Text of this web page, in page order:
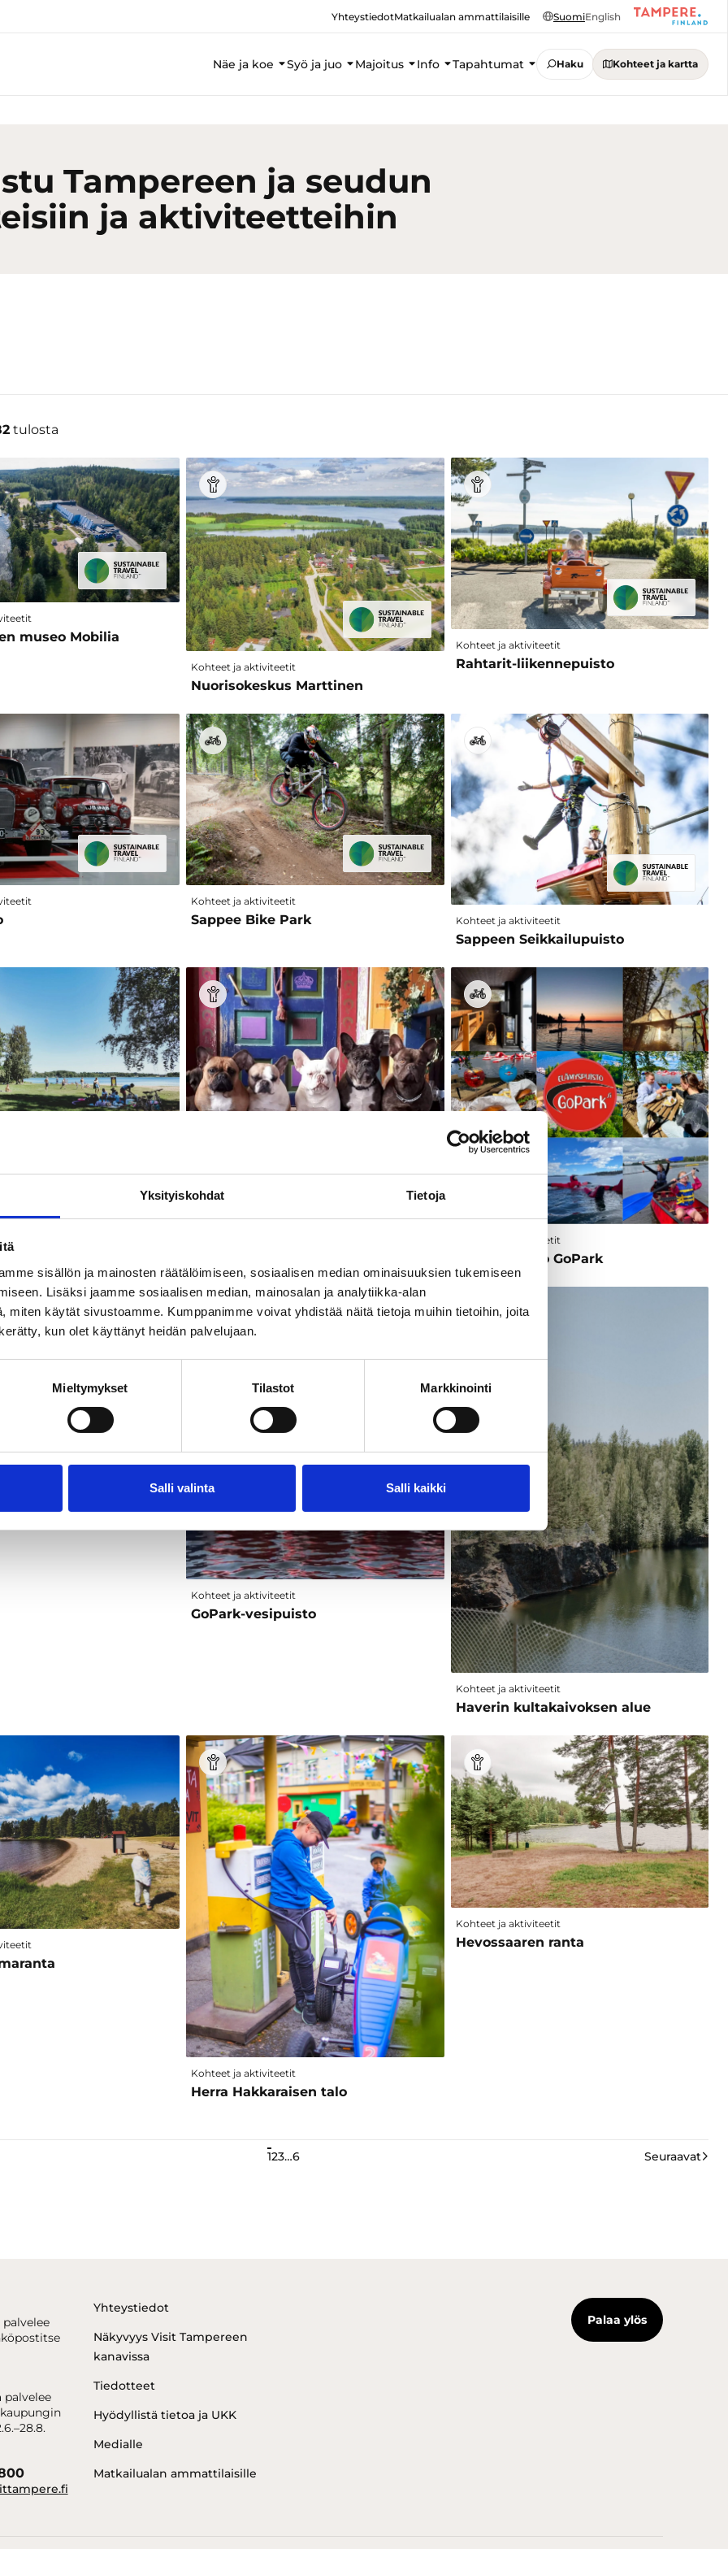
Yksityiskohdat Tietoja
sisällön ja mainosten räätälöimiseen, sosiaalisen median ominaisuuksien tukemiseen
Lisäksi jaamme sosiaalisen median, mainosalan ja analytiikka-alan
miten käytät sivustoamme. Kumppanimme voivat yhdistää näitä tietoja muihin tietoihin, joita
kun olet käyttänyt heidän palvelujaan.
Mieltymykset Tilastot Markkinointi
Salli valinta Salli kaikki
YhteystiedotMatkailualan ammattilaisille SuomiEnglish
Näe ja koe Syö ja juo Majoitus Info Tapahtumat Haku Kohteet ja kartta
Tampereen ja seudun
ja aktiviteetteihin
tulosta
museo Mobilia
Kohteet ja aktiviteetit
Nuorisokeskus Marttinen
Kohteet ja aktiviteetit
Rahtarit-liikennepuisto
Kohteet ja aktiviteetit
Sappee Bike Park Kohteet ja aktiviteetit
Sappeen Seikkailupuisto
Kohteet ja aktiviteetit
Eläin- ja elämyspiha Ponimaa
Kohteet ja aktiviteetit
Elämyspuisto GoPark
Center
Kohteet ja aktiviteetit
GoPark-vesipuisto
Kohteet ja aktiviteetit
Haverin kultakaivoksen alue
Kohteet ja aktiviteetit
Herra Hakkaraisen talo
Kohteet ja aktiviteetit
Hevossaaren ranta
123…6 Seuraavat
Yhteystiedot
Näkyvyys Visit Tampereen
kanavissa
Tiedotteet
Hyödyllistä tietoa ja UKK
Medialle
Matkailualan ammattilaisille
Palaa ylös